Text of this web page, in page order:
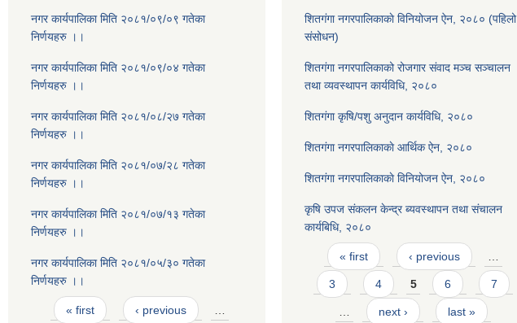
नगर कार्यपालिका मिति २०८१/०९/०९ गतेका
निर्णयहरु ।।
नगर कार्यपालिका मिति २०८१/०९/०४ गतेका
निर्णयहरु ।।
नगर कार्यपालिका मिति २०८१/०८/२७ गतेका
निर्णयहरु ।।
नगर कार्यपालिका मिति २०८१/०७/२८ गतेका
निर्णयहरु ।।
नगर कार्यपालिका मिति २०८१/०७/१३ गतेका
निर्णयहरु ।।
नगर कार्यपालिका मिति २०८१/०५/३० गतेका
निर्णयहरु ।।
Pages
« first ‹ previous
शितगंगा नगरपालिकाकाे विनियोजन ऐन, २०८० (पहिलो
संसोधन)
शितगंगा नगरपालिकाको रोजगार संवाद मञ्च सञ्चालन
तथा व्यवस्थापन कार्यविधि, २०८०
शितगंगा कृषि/पशु अनुदान कार्यविधि, २०८०
शितगंगा नगरपालिकाकाे आर्थिक ऐन, २०८०
शितगंगा नगरपालिकाकाे विनियोजन ऐन, २०८०
कृषि उपज संकलन केन्द्र ब्यवस्थापन तथा संचालन
कार्यबिधि, २०८०
Pages
« first ‹ previous
3 4 5 6 7
next › last »